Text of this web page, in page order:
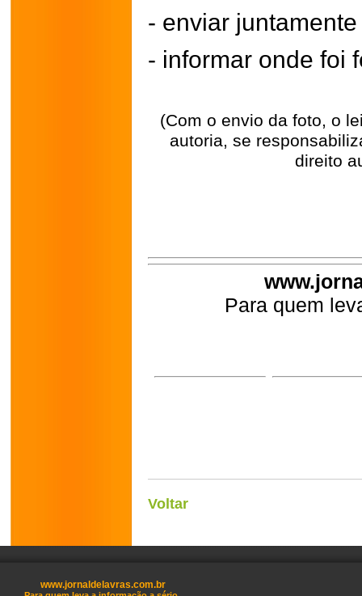
- enviar
- informar onde foi
(Com o envio da foto, o
autoria, se
direito
Para quem
Voltar
www.jornaldelavras.com.br